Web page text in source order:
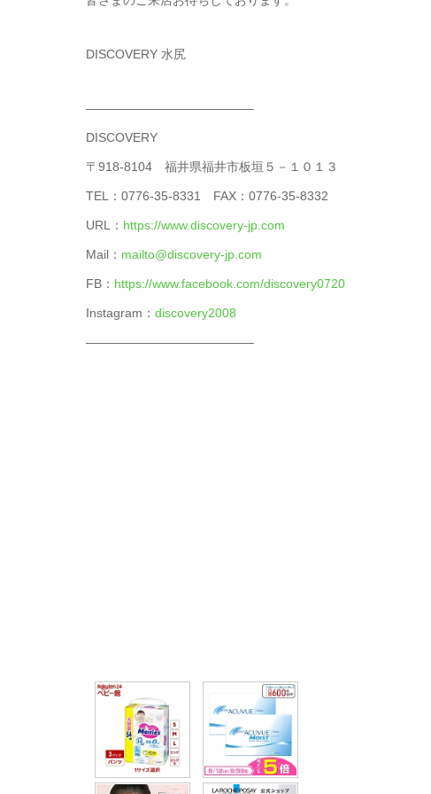
DISCOVERY 水尻
—————————————–
DISCOVERY
〒918-8104 福井県福井市板垣５－１０１３
TEL：0776-35-8331 FAX：0776-35-8332
URL： https://www.discovery-jp.com
Mail： mailto@discovery-jp.com
FB： https://www.facebook.com/discovery0720
Instagram： discovery2008
—————————————–